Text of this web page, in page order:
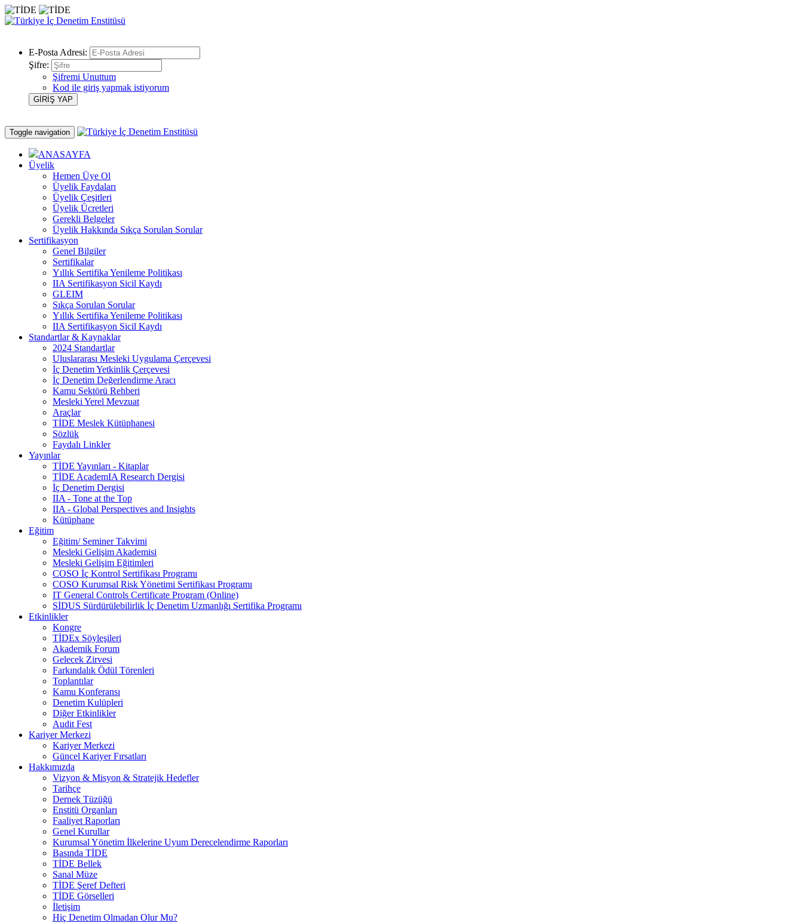
E-Posta Adresi:
Şifre:
Şifremi Unuttum
Kod ile giriş yapmak istiyorum
Toggle navigation
ANASAYFA
Üyelik
Hemen Üye Ol
Üyelik Faydaları
Üyelik Çeşitleri
Üyelik Ücretleri
Gerekli Belgeler
Üyelik Hakkında Sıkça Sorulan Sorular
Sertifikasyon
Genel Bilgiler
Sertifikalar
Yıllık Sertifika Yenileme Politikası
IIA Sertifikasyon Sicil Kaydı
GLEIM
Sıkça Sorulan Sorular
Yıllık Sertifika Yenileme Politikası
IIA Sertifikasyon Sicil Kaydı
Standartlar & Kaynaklar
2024 Standartlar
Uluslararası Mesleki Uygulama Çerçevesi
İç Denetim Yetkinlik Çerçevesi
İç Denetim Değerlendirme Aracı
Kamu Sektörü Rehberi
Mesleki Yerel Mevzuat
Araçlar
TİDE Meslek Kütüphanesi
Sözlük
Faydalı Linkler
Yayınlar
TİDE Yayınları - Kitaplar
TİDE AcademIA Research Dergisi
İç Denetim Dergisi
IIA - Tone at the Top
IIA - Global Perspectives and Insights
Kütüphane
Eğitim
Eğitim/ Seminer Takvimi
Mesleki Gelişim Akademisi
Mesleki Gelişim Eğitimleri
COSO İç Kontrol Sertifikası Programı
COSO Kurumsal Risk Yönetimi Sertifikası Programı
IT General Controls Certificate Program (Online)
SİDUS Sürdürülebilirlik İç Denetim Uzmanlığı Sertifika Programı
Etkinlikler
Kongre
TİDEx Söyleşileri
Akademik Forum
Gelecek Zirvesi
Farkındalık Ödül Törenleri
Toplantılar
Kamu Konferansı
Denetim Kulüpleri
Diğer Etkinlikler
Audit Fest
Kariyer Merkezi
Kariyer Merkezi
Güncel Kariyer Fırsatları
Hakkımızda
Vizyon & Misyon & Stratejik Hedefler
Tarihçe
Dernek Tüzüğü
Enstitü Organları
Faaliyet Raporları
Genel Kurullar
Kurumsal Yönetim İlkelerine Uyum Derecelendirme Raporları
Basında TİDE
TİDE Bellek
Sanal Müze
TİDE Şeref Defteri
TİDE Görselleri
İletişim
Hiç Denetim Olmadan Olur Mu?